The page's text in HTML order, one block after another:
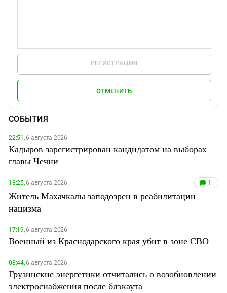
РЕГИСТРАЦИЯ
ОТМЕНИТЬ
СОБЫТИЯ
22:51,6 августа 2026
Кадыров зарегистрирован кандидатом на выборах
главы Чечни
18:25,6 августа 2026 1
Житель Махачкалы заподозрен в реабилитации
нацизма
17:19,6 августа 2026
Военный из Краснодарского края убит в зоне СВО
08:44,6 августа 2026
Грузинские энергетики отчитались о возобновлении
электроснабжения после блэкаута